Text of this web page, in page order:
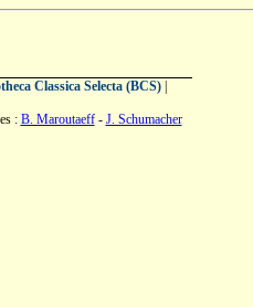
Classica Selecta (BCS)|
: B. Maroutaeff- J. Schumacher